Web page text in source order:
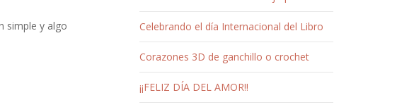
simple y algo
Celebrando el día Internacional del Libro
Corazones 3D de ganchillo o crochet
¡¡FELIZ DÍA DEL AMOR!!